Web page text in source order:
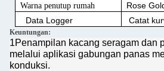
Warna penutup rumah
Rose
Data Logger
Catat
Keuntungan:
1Penampilan kacang seragam dan
melalui aplikasi gabungan panas
konduksi.